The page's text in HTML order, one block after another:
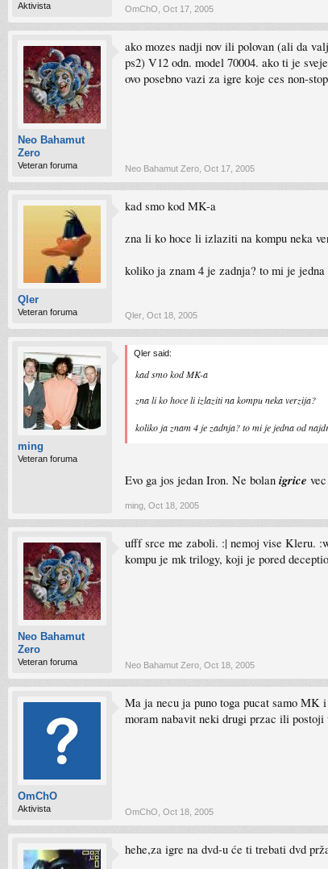
Aktivista OmChO Oct 17, 2005
Neo Bahamut
Zero
Veteran foruma
ako mozes nadji nov ili polovan (ali da
ps2) V12 odn. model 70004. ako ti je
ovo posebno vazi za igre koje ces non-
Neo Bahamut Zero Oct 17, 2005
Qler
Veteran foruma
kad smo kod MK-a
zna li ko hoce li izlaziti na kompu neka
koliko ja znam 4 je zadnja? to mi je
Qler Oct 18, 2005
ming
Veteran foruma
Qler said:
kad smo kod MK-a
zna li ko hoce li izlaziti na kompu neka verzija?
koliko ja znam 4 je zadnja? to mi je jedna od
Evo ga jos jedan Iron. Ne bolan igrice vec
ming Oct 18, 2005
Neo Bahamut
Zero
Veteran foruma
ufff srce me zaboli. :| nemoj vise Kleru.
kompu je mk trilogy, koji je pored
Neo Bahamut Zero Oct 18, 2005
OmChO
Aktivista
Ma ja necu ja puno toga pucat samo MK
moram nabavit neki drugi przac ili postoji
OmChO Oct 18, 2005
hehe,za igre na dvd-u će ti trebati dvd